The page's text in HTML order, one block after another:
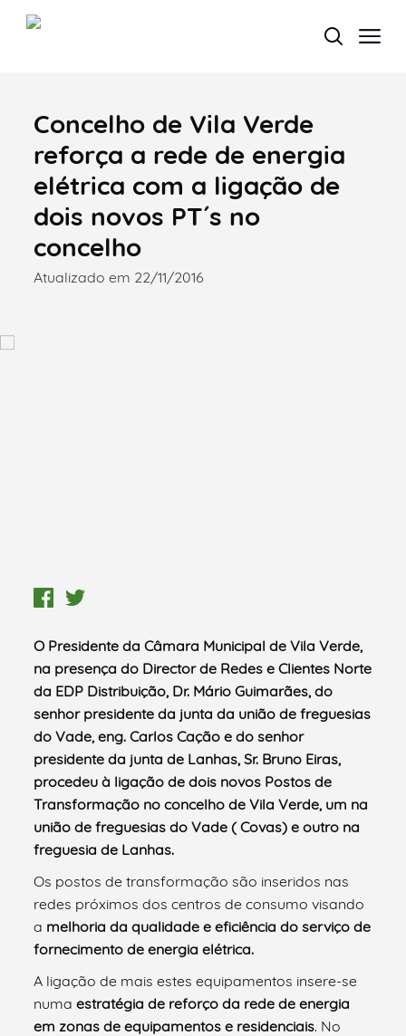
Termo de Pesquisa
Categorias gerais
Concelho de Vila Verde
reforça a rede de energia
elétrica com a ligação de
dois novos PT´s no
concelho
Atualizado em 22/11/2016
O Presidente da Câmara Municipal de Vila Verde,
na presença do Director de Redes e Clientes Norte
da EDP Distribuição, Dr. Mário Guimarães, do
senhor presidente da junta da união de freguesias
do Vade, eng. Carlos Cação e do senhor
presidente da junta de Lanhas, Sr. Bruno Eiras,
procedeu à ligação de dois novos Postos de
Transformação no concelho de Vila Verde, um na
união de freguesias do Vade ( Covas) e outro na
freguesia de Lanhas.
Os postos de transformação são inseridos nas
redes próximos dos centros de consumo visando
a melhoria da qualidade e eficiência do serviço de
fornecimento de energia elétrica.
A ligação de mais estes equipamentos insere-se
numaestratégia de reforço da rede de energia
em zonas de equipamentos e residenciais. No